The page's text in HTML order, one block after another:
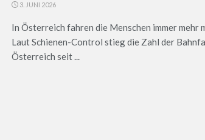
3. JUNI 2026
In Österreich fahren die Menschen immer mehr
Laut Schienen-Control stieg die Zahl der
Österreich seit ...